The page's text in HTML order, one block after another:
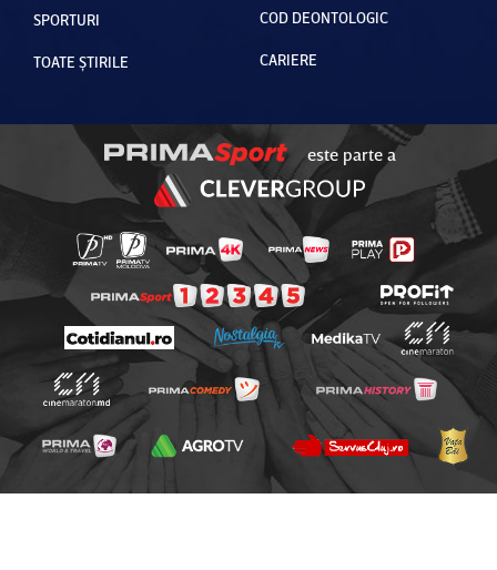
SPORTURI
TOATE ȘTIRILE
COD DEONTOLOGIC
CARIERE
este parte a